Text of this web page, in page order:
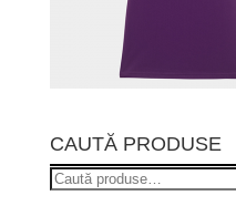
CAUTĂ PRODUSE
Caută